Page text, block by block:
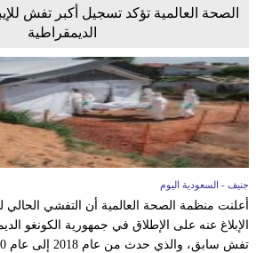
الصحة العالمية تؤكد تسجيل أكبر تفش
الديمقراطية
جنيف - السعودية اليوم
أعلنت منظمة الصحة العالمية أن التفشي الحالي
الإبلاغ عنه على الإطلاق في جمهورية الكونغو